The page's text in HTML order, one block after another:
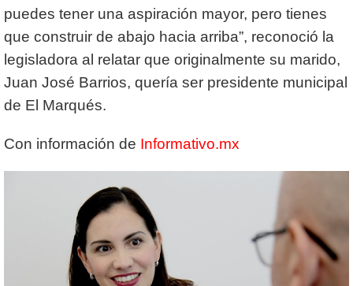
puedes tener una aspiración mayor, pero tienes
que construir de abajo hacia arriba”, reconoció la
legisladora al relatar que originalmente su marido,
Juan José Barrios, quería ser presidente municipal
de El Marqués.
Con información de Informativo.mx